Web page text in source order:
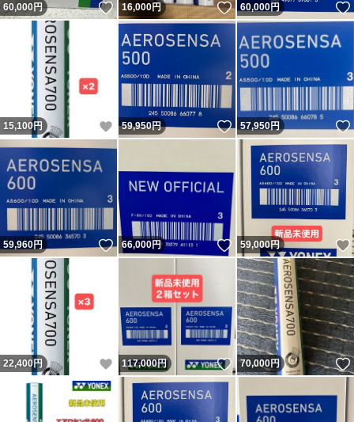
60,000円 いいね！
16,000円 いいね！
60,000円
15,100円 いいね！
59,950円 いいね！
57,950円
59,960円 いいね！
66,000円 いいね！
59,000円
22,400円 いいね！
117,000円 いいね！
70,000円